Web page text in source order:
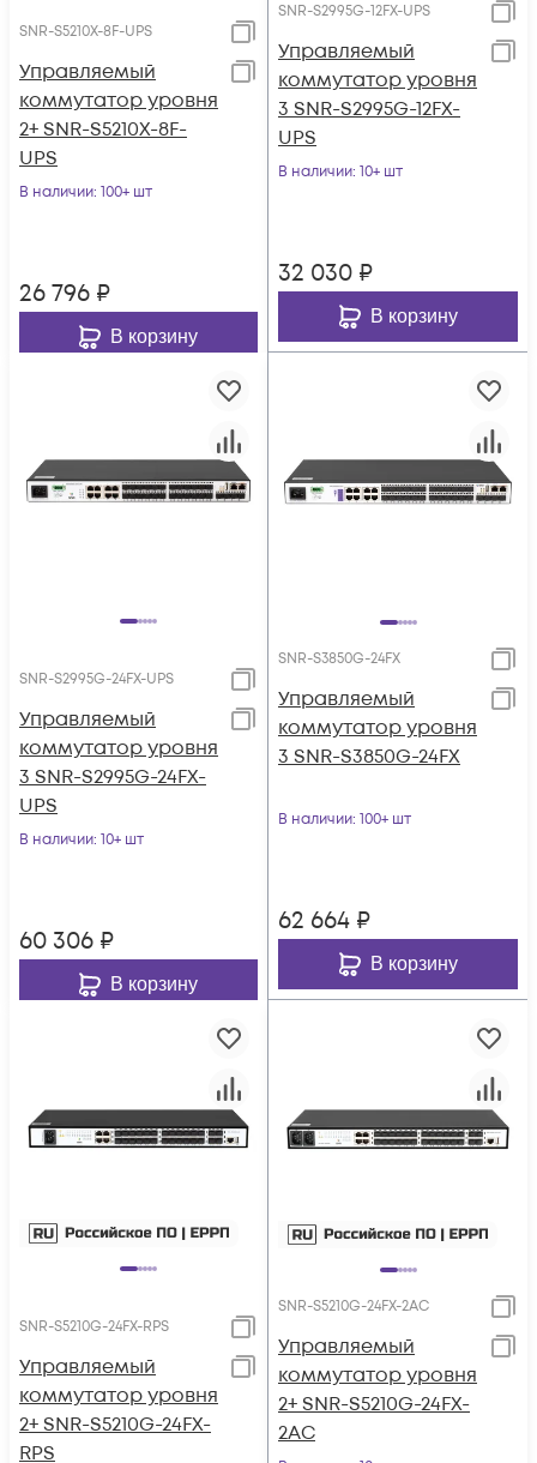
SNR-S5210X-8F-UPS
Управляемый
коммутатор уровня
2+ SNR-S5210X-8F-
UPS
В наличии: 100+ шт
26 796 ₽
В корзину
SNR-S2995G-12FX-UPS
Управляемый
коммутатор уровня
3 SNR-S2995G-12FX-
UPS
В наличии: 10+ шт
32 030 ₽
В корзину
SNR-S2995G-24FX-UPS
Управляемый
коммутатор уровня
3 SNR-S2995G-24FX-
UPS
В наличии: 10+ шт
60 306 ₽
В корзину
SNR-S3850G-24FX
Управляемый
коммутатор уровня
3 SNR-S3850G-24FX
В наличии: 100+ шт
62 664 ₽
В корзину
SNR-S5210G-24FX-RPS
Управляемый
коммутатор уровня
2+ SNR-S5210G-24FX-
RPS
SNR-S5210G-24FX-2AC
Управляемый
коммутатор уровня
2+ SNR-S5210G-24FX-
2AC